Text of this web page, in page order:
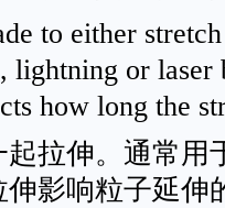
to either
lightning or laser
how long the
拉伸。通常用
影响粒子延伸